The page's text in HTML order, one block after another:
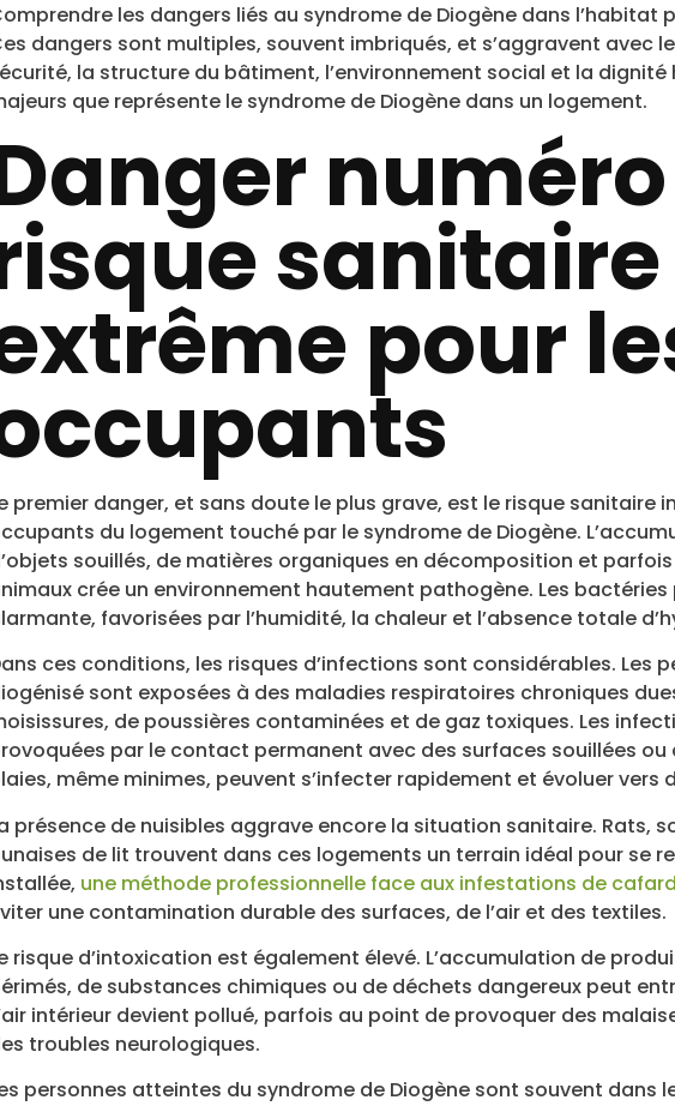
les dangers liés au syndrome de Diogène dans l’habitat
dangers sont multiples, souvent imbriqués, et s’aggravent avec
la structure du bâtiment, l’environnement social et la
que représente le syndrome de Diogène dans un logement.
numéro
sanitaire
pour
premier danger, et sans doute le plus grave, est le risque sanitaire
du logement touché par le syndrome de Diogène.
souillés, de matières organiques en décomposition et
crée un environnement hautement pathogène. Les
favorisées par l’humidité, la chaleur et l’absence totale
ces conditions, les risques d’infections sont considérables. Les
sont exposées à des maladies respiratoires chroniques
de poussières contaminées et de gaz toxiques. Les
par le contact permanent avec des surfaces souillées ou
même minimes, peuvent s’infecter rapidement et évoluer vers
présence de nuisibles aggrave encore la situation sanitaire. Rats,
de lit trouvent dans ces logements un terrain idéal pour se
une méthode professionnelle face aux infestations de
une contamination durable des surfaces, de l’air et des textiles.
risque d’intoxication est également élevé. L’accumulation de
de substances chimiques ou de déchets dangereux peut
intérieur devient pollué, parfois au point de provoquer des
troubles neurologiques.
personnes atteintes du syndrome de Diogène sont souvent dans